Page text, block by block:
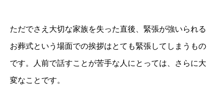
ただでさえ大切な家族を失った直後、緊張が強いられる
お葬式という場面での挨拶はとても緊張してしまうもの
です。人前で話すことが苦手な人にとっては、さらに大
変なことです。